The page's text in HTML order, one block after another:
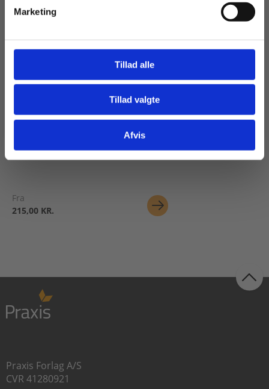
Marketing
Tillad alle
Tillad valgte
Afvis
Ragna Ea Bentsdatter
Fra
215,00 KR.
Praxis Forlag A/S
CVR 41280921
Gå til praxisOnline